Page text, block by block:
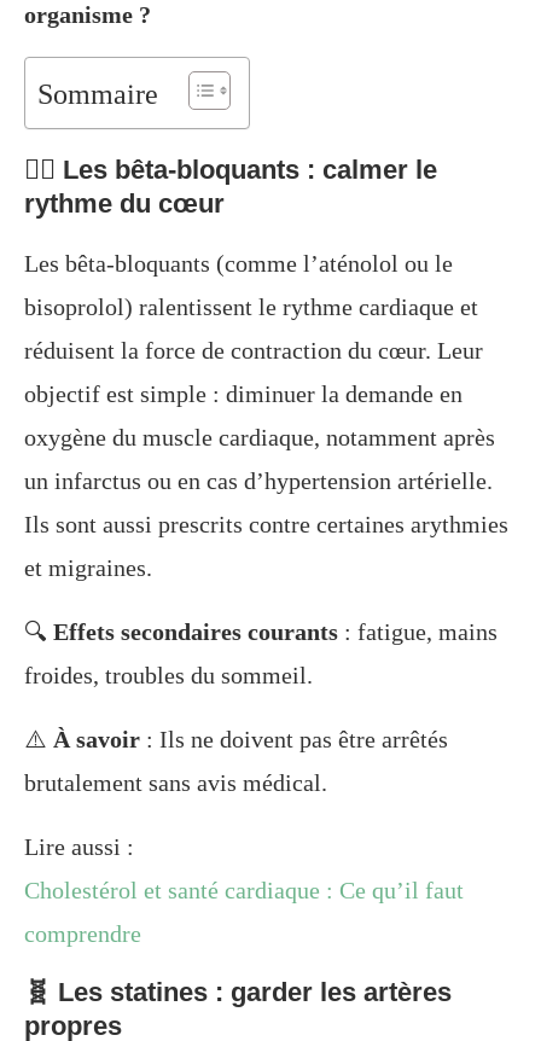
organisme ?
Sommaire
🧘‍♂️ Les bêta-bloquants : calmer le
rythme du cœur
Les bêta-bloquants (comme l’aténolol ou le
bisoprolol) ralentissent le rythme cardiaque et
réduisent la force de contraction du cœur. Leur
objectif est simple : diminuer la demande en
oxygène du muscle cardiaque, notamment après
un infarctus ou en cas d’hypertension artérielle.
Ils sont aussi prescrits contre certaines arythmies
et migraines.
🔍 Effets secondaires courants : fatigue, mains
froides, troubles du sommeil.
⚠️ À savoir : Ils ne doivent pas être arrêtés
brutalement sans avis médical.
Lire aussi :
Cholestérol et santé cardiaque : Ce qu’il faut
comprendre
🧬 Les statines : garder les artères
propres